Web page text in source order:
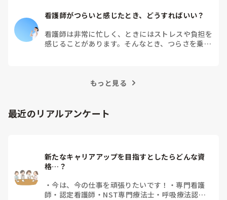
看護師がつらいと感じたとき、どうすればいい？
看護師は非常に忙しく、ときにはストレスや負担を
感じることがあります。そんなとき、つらさを乗り
もっと見る
最近のリアルアンケート
新たなキャリアアップを目指すとしたらどんな資
格…？
・今は、今の仕事を頑張りたいです！ ・専門看護
師 ・ 認定看護師 ・ NST専門療法士 ・ 呼吸療法認定